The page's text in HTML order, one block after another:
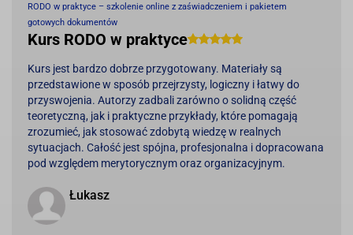
RODO w praktyce – szkolenie online z zaświadczeniem i pakietem
gotowych dokumentów
Kurs RODO w praktyce
Kurs jest bardzo dobrze przygotowany. Materiały są
przedstawione w sposób przejrzysty, logiczny i łatwy do
przyswojenia. Autorzy zadbali zarówno o solidną część
teoretyczną, jak i praktyczne przykłady, które pomagają
zrozumieć, jak stosować zdobytą wiedzę w realnych
sytuacjach. Całość jest spójna, profesjonalna i dopracowana
pod względem merytorycznym oraz organizacyjnym.
Łukasz